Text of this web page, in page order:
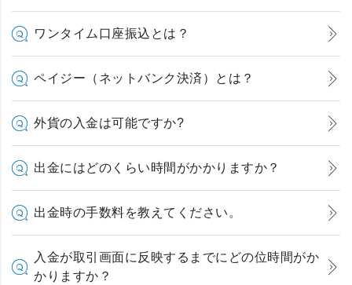
ワンタイム口座振込とは？
ペイジー（ネットバンク決済）とは？
外貨の入金は可能ですか?
出金にはどのくらい時間がかかりますか？
出金時の手数料を教えてください。
入金が取引画面に反映するまでにどの位時間がか
かりますか？